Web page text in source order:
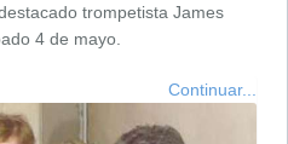
trompetista James
4 de mayo.
Continuar...